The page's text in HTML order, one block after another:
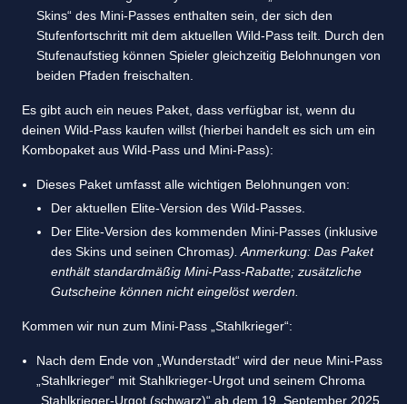
Skins“ des Mini-Passes enthalten sein, der sich den
Stufenfortschritt mit dem aktuellen Wild-Pass teilt. Durch den
Stufenaufstieg können Spieler gleichzeitig Belohnungen von
beiden Pfaden freischalten.
Es gibt auch ein neues Paket, dass verfügbar ist, wenn du
deinen Wild-Pass kaufen willst (hierbei handelt es sich um ein
Kombopaket aus Wild-Pass und Mini-Pass):
Dieses Paket umfasst alle wichtigen Belohnungen von:
Der aktuellen Elite-Version des Wild-Passes.
Der Elite-Version des kommenden Mini-Passes (inklusive
des Skins und seinen Chromas). Anmerkung: Das Paket
enthält standardmäßig Mini-Pass-Rabatte; zusätzliche
Gutscheine können nicht eingelöst werden.
Kommen wir nun zum Mini-Pass „Stahlkrieger“:
Nach dem Ende von „Wunderstadt“ wird der neue Mini-Pass
„Stahlkrieger“ mit Stahlkrieger-Urgot und seinem Chroma
„Stahlkrieger-Urgot (schwarz)“ ab dem 19. September 2025